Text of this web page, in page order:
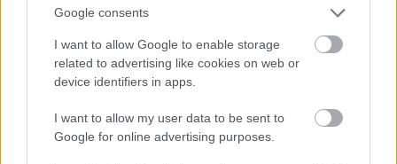
Google consents
I want to allow Google to enable storage
related to advertising like cookies on web or
device identifiers in apps.
I want to allow my user data to be sent to
Google for online advertising purposes.
Ha nincs férfi, csábítson el egy virágot!
Fotó: . / Northfoto